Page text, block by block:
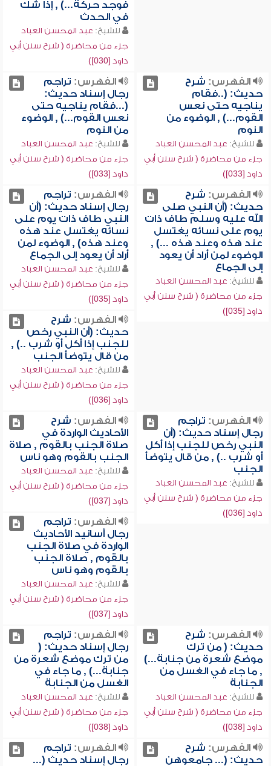
فوجد حركة...) , إذا شك
في الحدث
للشيخ: عبد المحسن العباد
جزء من محاضرة ( شرح سنن أبي
داود [030])
الفهرس: شرح
حديث: (..فقام
يناجيه حتى نعس
القوم...) , الوضوء من
النوم
للشيخ: عبد المحسن العباد
جزء من محاضرة ( شرح سنن أبي
داود [033])
الفهرس: تراجم
رجال إسناد حديث:
(...فقام يناجيه حتى
نعس القوم...) , الوضوء
من النوم
للشيخ: عبد المحسن العباد
جزء من محاضرة ( شرح سنن أبي
داود [033])
الفهرس: شرح
حديث: (أن النبي صلى
الله عليه وسلم طاف ذات
يوم على نسائه يغتسل
عند هذه وعند هذه ...) ,
الوضوء لمن أراد أن يعود
إلى الجماع
للشيخ: عبد المحسن العباد
جزء من محاضرة ( شرح سنن أبي
داود [035])
الفهرس: تراجم
رجال إسناد حديث: (أن
النبي طاف ذات يوم على
نسائه يغتسل عند هذه
وعند هذه) , الوضوء لمن
أراد أن يعود إلى الجماع
للشيخ: عبد المحسن العباد
جزء من محاضرة ( شرح سنن أبي
داود [035])
الفهرس: شرح
حديث: (أن النبي رخص
للجنب إذا أكل أو شرب ..) ,
من قال يتوضأ الجنب
للشيخ: عبد المحسن العباد
جزء من محاضرة ( شرح سنن أبي
داود [036])
الفهرس: تراجم
رجال إسناد حديث: (أن
النبي رخص للجنب إذا أكل
أو شرب ..) , من قال يتوضأ
الجنب
للشيخ: عبد المحسن العباد
جزء من محاضرة ( شرح سنن أبي
داود [036])
الفهرس: شرح
الأحاديث الواردة في
صلاة الجنب بالقوم , صلاة
الجنب بالقوم وهو ناس
للشيخ: عبد المحسن العباد
جزء من محاضرة ( شرح سنن أبي
داود [037])
الفهرس: تراجم
رجال أسانيد الأحاديث
الواردة في صلاة الجنب
بالقوم , صلاة الجنب
بالقوم وهو ناس
للشيخ: عبد المحسن العباد
جزء من محاضرة ( شرح سنن أبي
داود [037])
الفهرس: شرح
حديث: ( من ترك
موضع شعرة من جنابة...)
, ما جاء في الغسل من
الجنابة
للشيخ: عبد المحسن العباد
جزء من محاضرة ( شرح سنن أبي
داود [038])
الفهرس: تراجم
رجال إسناد حديث: (
من ترك موضع شعرة من
جنابة...) , ما جاء في
الغسل من الجنابة
للشيخ: عبد المحسن العباد
جزء من محاضرة ( شرح سنن أبي
داود [038])
الفهرس: شرح
حديث: (... جامعوهن
الفهرس: تراجم
رجال إسناد حديث (...